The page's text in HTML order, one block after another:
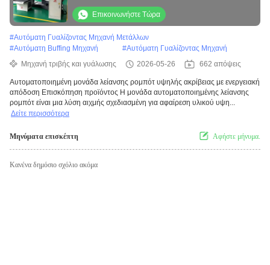
Στροβίδες καρφιά αποσβέσματος
αποσβέσματος ζώνη άμμου αυτόματο
κινητήρα
Επικοινωνήστε Τώρα
#Αυτόματη Γυαλίζοντας Μηχανή Μετάλλων
#Αυτόματη Buffing Μηχανή #Αυτόματη Γυαλίζοντας Μηχανή
Μηχανή τριβής και γυάλωσης
2026-05-26 662 απόψεις
Αυτοματοποιημένη μονάδα λείανσης ρομπότ υψηλής ακρίβειας με ενεργειακή
απόδοση Επισκόπηση προϊόντος Η μονάδα αυτοματοποιημένης λείανσης
ρομπότ είναι μια λύση αιχμής σχεδιασμένη για αφαίρεση υλικού υψη...
Δείτε περισσότερα
Μηνύματα επισκέπτη Αφήστε μήνυμα.
Κανένα δημόσιο σχόλιο ακόμα